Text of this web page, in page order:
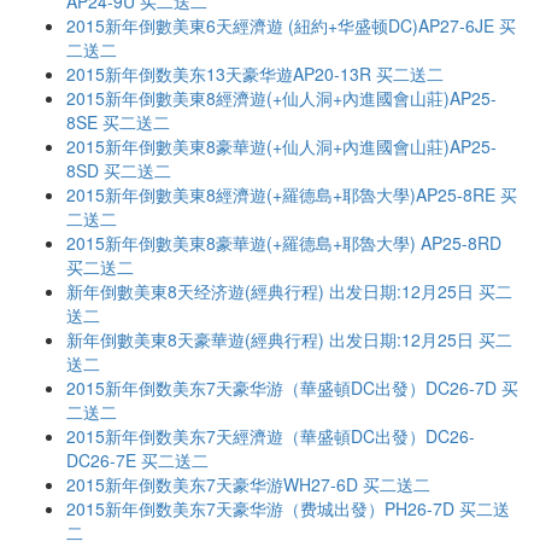
2015新年倒數美東6天經濟遊 (紐約+华盛顿DC)AP27-6JE 买
二送二
2015新年倒数美东13天豪华遊AP20-13R 买二送二
2015新年倒數美東8經濟遊(+仙人洞+內進國會山莊)AP25-
8SE 买二送二
2015新年倒數美東8豪華遊(+仙人洞+內進國會山莊)AP25-
8SD 买二送二
2015新年倒數美東8經濟遊(+羅德島+耶魯大學)AP25-8RE 买
二送二
2015新年倒數美東8豪華遊(+羅德島+耶魯大學) AP25-8RD
买二送二
新年倒數美東8天经济遊(經典行程) 出发日期:12月25日 买二
送二
新年倒數美東8天豪華遊(經典行程) 出发日期:12月25日 买二
送二
2015新年倒数美东7天豪华游（華盛頓DC出發）DC26-7D 买
二送二
2015新年倒数美东7天經濟遊（華盛頓DC出發）DC26-
DC26-7E 买二送二
2015新年倒数美东7天豪华游WH27-6D 买二送二
2015新年倒数美东7天豪华游（费城出發）PH26-7D 买二送
二